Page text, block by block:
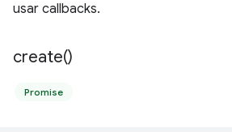
usar callbacks.
create()
Promise